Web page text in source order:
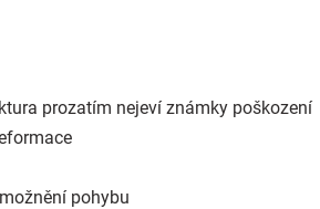
prozatím nejeví známky poškození
pohybu